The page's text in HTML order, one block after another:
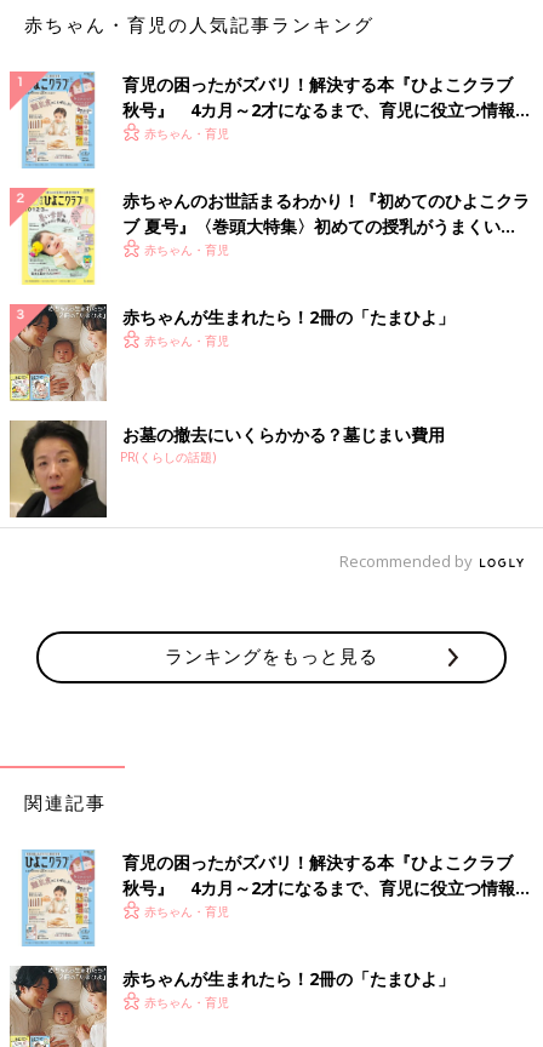
赤ちゃん・育児の人気記事ランキング
育児の困ったがズバリ！解決する本『ひよこクラブ
秋号』 4カ月～2才になるまで、育児に役立つ情報が
いっぱい！
赤ちゃん・育児
赤ちゃんのお世話まるわかり！『初めてのひよこクラ
ブ 夏号』〈巻頭大特集〉初めての授乳がうまくい
く！ おっぱい・ミルクの基本と夏のトラブル 解決テ
赤ちゃん・育児
赤ちゃんが生まれたら！2冊の「たまひよ」
赤ちゃん・育児
お墓の撤去にいくらかかる？墓じまい費用
PR(くらしの話題)
Recommended by
ランキングをもっと見る
関連記事
育児の困ったがズバリ！解決する本『ひよこクラブ
秋号』 4カ月～2才になるまで、育児に役立つ情報が
いっぱい！
赤ちゃん・育児
赤ちゃんが生まれたら！2冊の「たまひよ」
赤ちゃん・育児